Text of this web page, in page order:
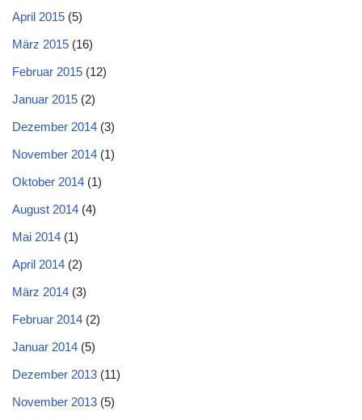
April 2015 (5)
März 2015 (16)
Februar 2015 (12)
Januar 2015 (2)
Dezember 2014 (3)
November 2014 (1)
Oktober 2014 (1)
August 2014 (4)
Mai 2014 (1)
April 2014 (2)
März 2014 (3)
Februar 2014 (2)
Januar 2014 (5)
Dezember 2013 (11)
November 2013 (5)